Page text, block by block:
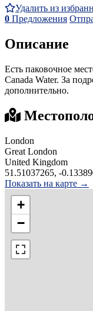
Удалить из
0 Предложения
Описание
Есть паковочное
Canada Water. За
дополнительно.
London
Great London
United Kingdom
51.51037265, -
Показать на карте →
+
−